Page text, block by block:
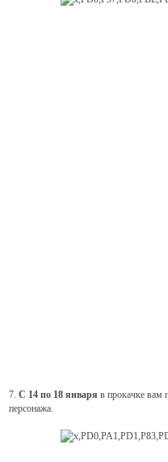
7. С 14 по 18 января в прокачке вам
персонажа.